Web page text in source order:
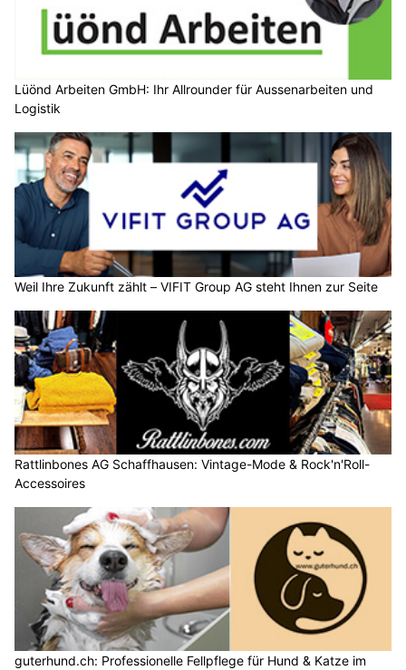
Lüönd Arbeiten GmbH: Ihr Allrounder für Aussenarbeiten und
Logistik
Weil Ihre Zukunft zählt – VIFIT Group AG steht Ihnen zur Seite
Rattlinbones AG Schaffhausen: Vintage-Mode & Rock'n'Roll-
Accessoires
guterhund.ch: Professionelle Fellpflege für Hund & Katze im